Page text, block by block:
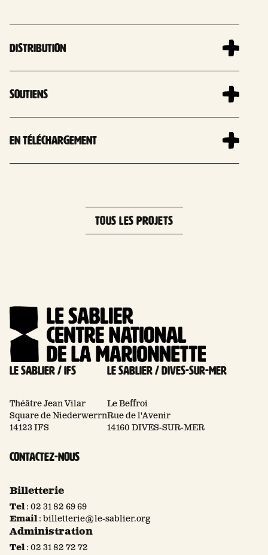
Distribution
Soutiens
En téléchargement
TOUS LES PROJETS
Le Sablier / Ifs
Théâtre Jean Vilar
Square de Niederwerrn
14123 IFS
Le Sablier / Dives-sur-mer
Le Beffroi
Rue de l'Avenir
14160 DIVES-SUR-MER
Contactez-nous
Billetterie
Tel: 02 31 82 69 69
Email: billetterie@le-sablier.org
Administration
Tel: 02 31 82 72 72